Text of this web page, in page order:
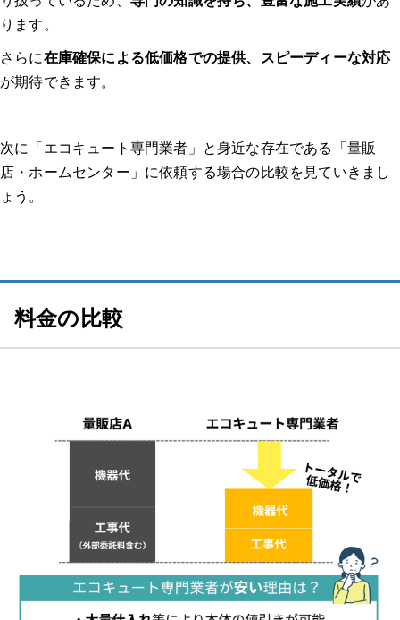
5.交換・修理
Q4: 古いエコキュートの処分はどうすれば良いですか？
【エコキュートのトラブル】みんなの体験談 | 東京
【体験談.1】エコキュート 東京｜エラー表示とアラームが鳴り
続けるトラブルが発生し、交換を決意した。 ｜エコキュート 一軒
種類から探す
ります。
さらに在庫確保による低価格での提供、スピーディーな対応
が期待できます。
次に「エコキュート専門業者」と身近な存在である「量販
店・ホームセンター」に依頼する場合の比較を見ていきまし
ょう。
料金の比較